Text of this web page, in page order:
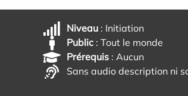
Niveau : Initiation
Public : Tout le monde
Prérequis : Aucun
Sans audio description ni